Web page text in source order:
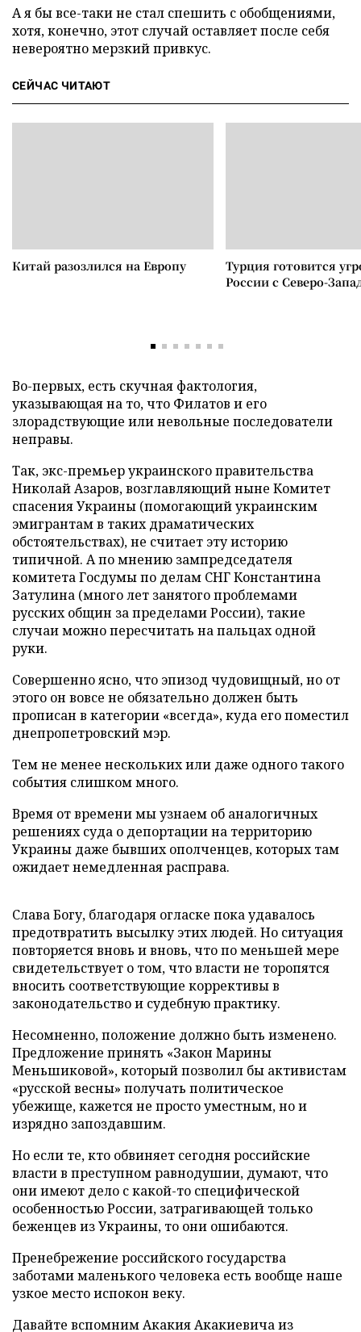
А я бы все-таки не стал спешить с обобщениями,
хотя, конечно, этот случай оставляет после себя
невероятно мерзкий привкус.
СЕЙЧАС ЧИТАЮТ
Китай разозлился на Европу
Турция готовится
России с Северо-
Во-первых, есть скучная фактология,
указывающая на то, что Филатов и его
злорадствующие или невольные последователи
неправы.
Так, экс-премьер украинского правительства
Николай Азаров, возглавляющий ныне Комитет
спасения Украины (помогающий украинским
эмигрантам в таких драматических
обстоятельствах), не считает эту историю
типичной. А по мнению зампредседателя
комитета Госдумы по делам СНГ Константина
Затулина (много лет занятого проблемами
русских общин за пределами России), такие
случаи можно пересчитать на пальцах одной
руки.
Совершенно ясно, что эпизод чудовищный, но от
этого он вовсе не обязательно должен быть
прописан в категории «всегда», куда его поместил
днепропетровский мэр.
Тем не менее нескольких или даже одного такого
события слишком много.
Время от времени мы узнаем об аналогичных
решениях суда о депортации на территорию
Украины даже бывших ополченцев, которых там
ожидает немедленная расправа.
Слава Богу, благодаря огласке пока удавалось
предотвратить высылку этих людей. Но ситуация
повторяется вновь и вновь, что по меньшей мере
свидетельствует о том, что власти не торопятся
вносить соответствующие коррективы в
законодательство и судебную практику.
Несомненно, положение должно быть изменено.
Предложение принять «Закон Марины
Меньшиковой», который позволил бы активистам
«русской весны» получать политическое
убежище, кажется не просто уместным, но и
изрядно запоздавшим.
Но если те, кто обвиняет сегодня российские
власти в преступном равнодушии, думают, что
они имеют дело с какой-то специфической
особенностью России, затрагивающей только
беженцев из Украины, то они ошибаются.
Пренебрежение российского государства
заботами маленького человека есть вообще наше
узкое место испокон веку.
Давайте вспомним Акакия Акакиевича из